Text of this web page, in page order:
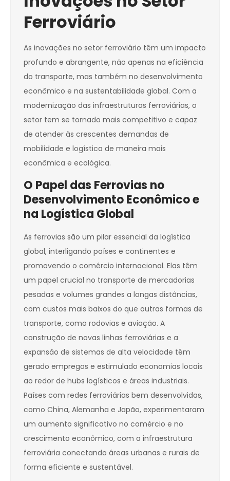
Ferroviário
As inovações no setor ferroviário têm um impacto
profundo e abrangente, não apenas na eficiência
do transporte, mas também no desenvolvimento
econômico e na sustentabilidade global. Com a
modernização das infraestruturas ferroviárias, o
setor tem se tornado mais competitivo e capaz
de atender às crescentes demandas de
mobilidade e logística de maneira mais
econômica e ecológica.
O Papel das Ferrovias no
Desenvolvimento Econômico e
na Logística Global
As ferrovias são um pilar essencial da logística
global, interligando países e continentes e
promovendo o comércio internacional. Elas têm
um papel crucial no transporte de mercadorias
pesadas e volumes grandes a longas distâncias,
com custos mais baixos do que outras formas de
transporte, como rodovias e aviação. A
construção de novas linhas ferroviárias e a
expansão de sistemas de alta velocidade têm
gerado empregos e estimulado economias locais
ao redor de hubs logísticos e áreas industriais.
Países com redes ferroviárias bem desenvolvidas,
como China, Alemanha e Japão, experimentaram
um aumento significativo no comércio e no
crescimento econômico, com a infraestrutura
ferroviária conectando áreas urbanas e rurais de
forma eficiente e sustentável.